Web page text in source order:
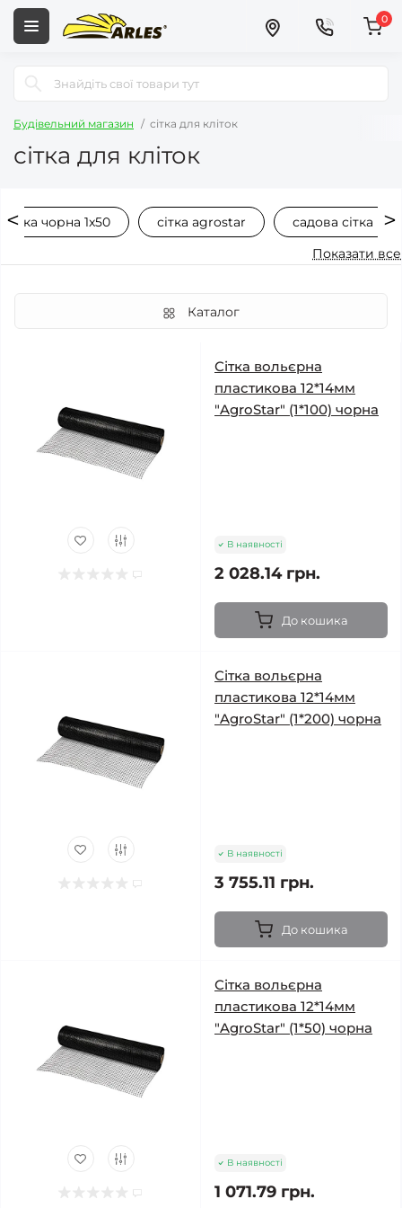
0
Будівельний магазин сітка для кліток
сітка для кліток
сітка чорна 1x50 сітка agrostar
садова сітка
Показати все
Каталог
Сітка вольєрна
пластикова 12*14мм
"AgroStar" (1*100) чорна
В наявності
2 028.14 грн.
До кошика
Сітка вольєрна
пластикова 12*14мм
"AgroStar" (1*200) чорна
В наявності
3 755.11 грн.
До кошика
Сітка вольєрна
пластикова 12*14мм
"AgroStar" (1*50) чорна
В наявності
1 071.79 грн.